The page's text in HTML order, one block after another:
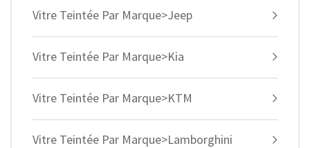
Vitre Teintée Par Marque>Jeep
Vitre Teintée Par Marque>Kia
Vitre Teintée Par Marque>KTM
Vitre Teintée Par Marque>Lamborghini